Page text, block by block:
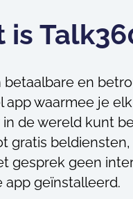
is
betaalbare en
app waarmee je
de wereld kunt
gratis
gesprek geen
app geïnstalleerd.